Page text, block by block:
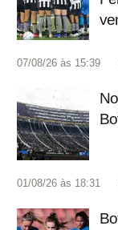
07/08/26 às 15:39
01/08/26 às 18:31